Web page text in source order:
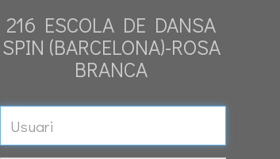
216 ESCOLA DE DANSA
SPIN (BARCELONA)-ROSA
BRANCA